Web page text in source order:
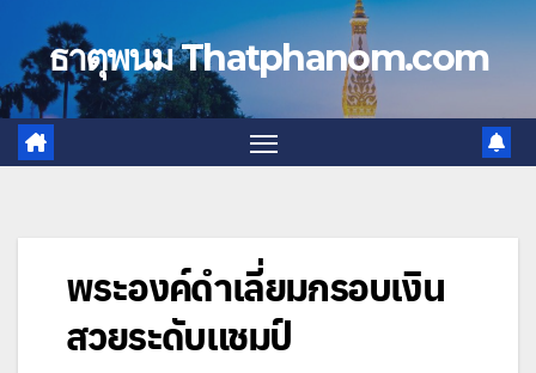
contentธาตุพนม Thatphanom.com
พระองค์ดำเลี่ยมกรอบเงิน
สวยระดับแชมป์